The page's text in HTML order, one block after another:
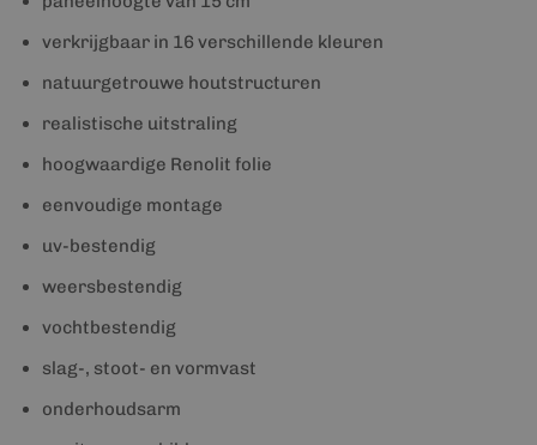
verkrijgbaar in 16 verschillende kleuren
natuurgetrouwe houtstructuren
realistische uitstraling
hoogwaardige Renolit folie
eenvoudige montage
uv-bestendig
weersbestendig
vochtbestendig
slag-, stoot- en vormvast
onderhoudsarm